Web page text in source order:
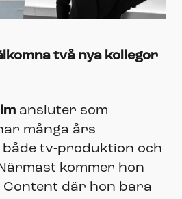
två nya kollegor
ansluter som
många års
tv-produktion och
kommer hon
där hon bara